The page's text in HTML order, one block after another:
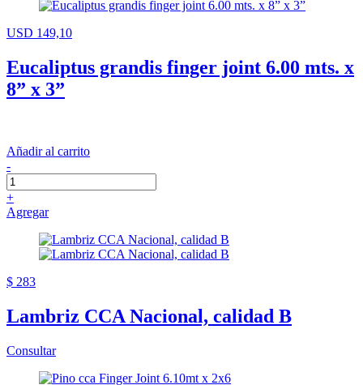
USD 149,10
Eucaliptus grandis finger joint 6.00 mts. x
8” x 3”
Añadir al carrito
-
+
Agregar
$ 283
Lambriz CCA Nacional, calidad B
Consultar